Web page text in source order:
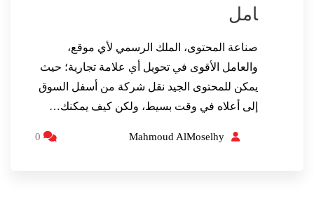
امل
صناعة المحتوى، الملك الرسمي لأي موقع،
والعامل الأقوى في تحويل أي علامة تجارية؛ حيث
يمكن للمحتوى الجيد نقل شركة من أسفل السوق
إلى أعلاه في وقت بسيط، ولكن كيف يمكنك…
Mahmoud AlMoselhy